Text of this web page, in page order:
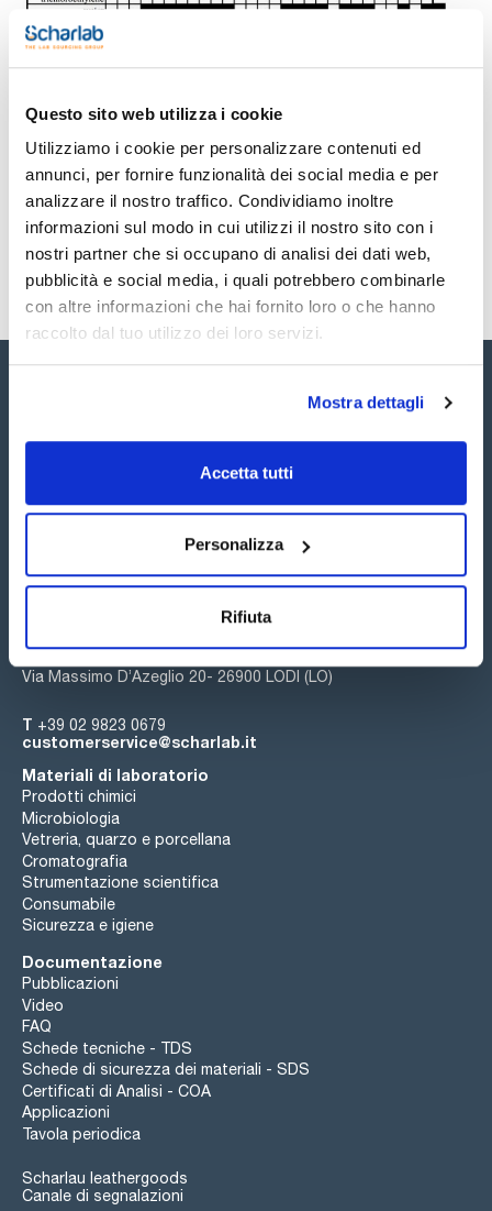
Questo sito web utilizza i cookie
Utilizziamo i cookie per personalizzare contenuti ed
annunci, per fornire funzionalità dei social media e per
analizzare il nostro traffico. Condividiamo inoltre
informazioni sul modo in cui utilizzi il nostro sito con i
nostri partner che si occupano di analisi dei dati web,
pubblicità e social media, i quali potrebbero combinarle
con altre informazioni che hai fornito loro o che hanno
raccolto dal tuo utilizzo dei loro servizi.
Mostra dettagli
Accetta tutti
Personalizza
Rifiuta
Seguici:
Via Massimo D’Azeglio 20- 26900 LODI (LO)
T +39 02 9823 0679
customerservice@scharlab.it
Materiali di laboratorio
Prodotti chimici
Microbiologia
Vetreria, quarzo e porcellana
Cromatografia
Strumentazione scientifica
Consumabile
Sicurezza e igiene
Documentazione
Pubblicazioni
Video
FAQ
Schede tecniche - TDS
Schede di sicurezza dei materiali - SDS
Certificati di Analisi - COA
Applicazioni
Tavola periodica
Scharlau leathergoods
Canale di segnalazioni